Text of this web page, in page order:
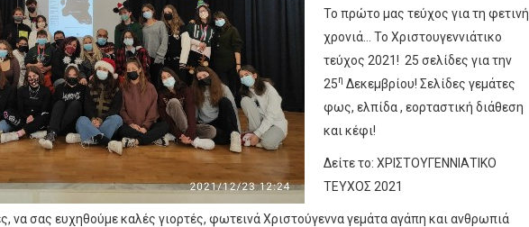
Το πρώτο μας τεύχος για τη φετινή
χρονιά… Το Χριστουγεννιάτικο
τεύχος 2021! 25 σελίδες για την
25η Δεκεμβρίου! Σελίδες γεμάτες
φως, ελπίδα , εορταστική διάθεση
και κέφι!
Δείτε το: ΧΡΙΣΤΟΥΓΕΝΝΙΑΤΙΚΟ
ΤΕΥΧΟΣ 2021
να σας ευχηθούμε καλές γιορτές, φωτεινά Χριστούγεννα γεμάτα αγάπη και ανθρωπιά